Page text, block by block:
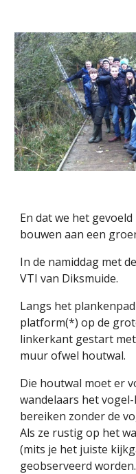
En dat we het
bouwen aan een
In de namiddag met
VTI van Diksmuide.
Langs het
platform(*) op de
linkerkant gestart
muur ofwel houtwal.
Die houtwal moet er
wandelaars het
bereiken zonder de
Als ze rustig op het
(mits je het juiste
geobserveerd worden.